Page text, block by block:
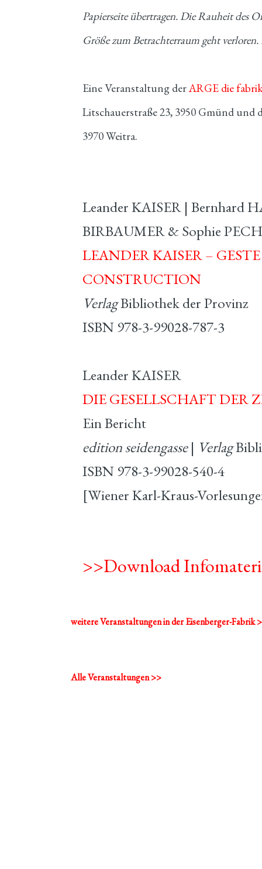
Papierseite übertragen. Die Rauheit des
Größe zum Betrachterraum geht
Eine Veranstaltung derARGE die
Litschauerstraße 23, 3950 Gmünd und
3970 Weitra.
Leander KAISER | Bernhard
BIRBAUMER & Sophie
LEANDER KAISER –
CONSTRUCTION
VerlagBibliothek der Provinz
ISBN 978-3-99028-787-3
Leander KAISER
DIE GESELLSCHAFT DER
Ein Bericht
edition seidengasse| Verlag
ISBN 978-3-99028-540-4
[Wiener Karl-Kraus-
>>Download
weitere Veranstaltungen in der Eisenberger-Fabrik
Alle Veranstaltungen >>